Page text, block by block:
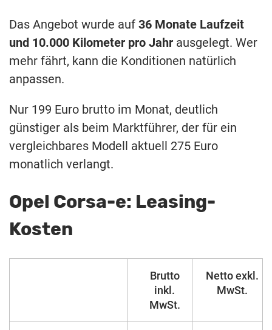
Das Angebot wurde auf 36 Monate Laufzeit
und 10.000 Kilometer pro Jahr ausgelegt. Wer
mehr fährt, kann die Konditionen natürlich
anpassen.
Nur 199 Euro brutto im Monat, deutlich
günstiger als beim Marktführer, der für ein
vergleichbares Modell aktuell 275 Euro
monatlich verlangt.
Opel Corsa-e: Leasing-
Kosten
Brutto
inkl.
MwSt.
Netto exkl.
MwSt.